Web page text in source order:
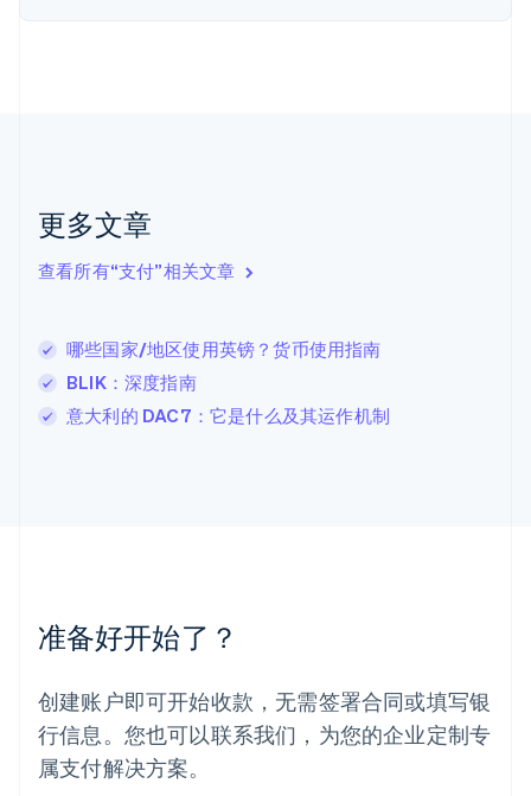
更多文章
查看所有“支付”相关文章
哪些国家/地区使用英镑？货币使用指南
BLIK：深度指南
意大利的 DAC7：它是什么及其运作机制
准备好开始了？
创建账户即可开始收款，无需签署合同或填写银
行信息。您也可以联系我们，为您的企业定制专
属支付解决方案。
English
English
卢森堡
罗马尼亚
English
挪威
葡萄牙
Português English
日本
日本語English
瑞典